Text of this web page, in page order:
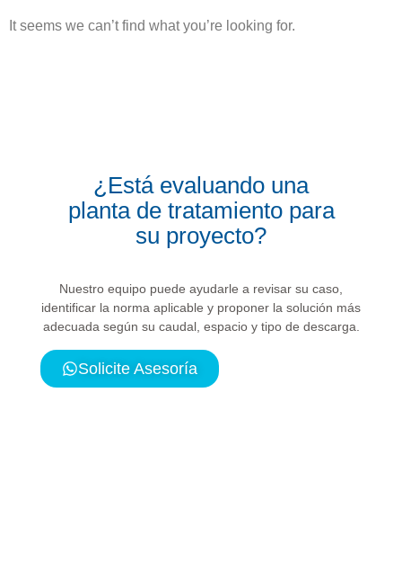
It seems we can’t find what you’re looking for.
¿Está evaluando una
planta de tratamiento para
su proyecto?
Nuestro equipo puede ayudarle a revisar su caso,
identificar la norma aplicable y proponer la solución más
adecuada según su caudal, espacio y tipo de descarga.
Solicite Asesoría